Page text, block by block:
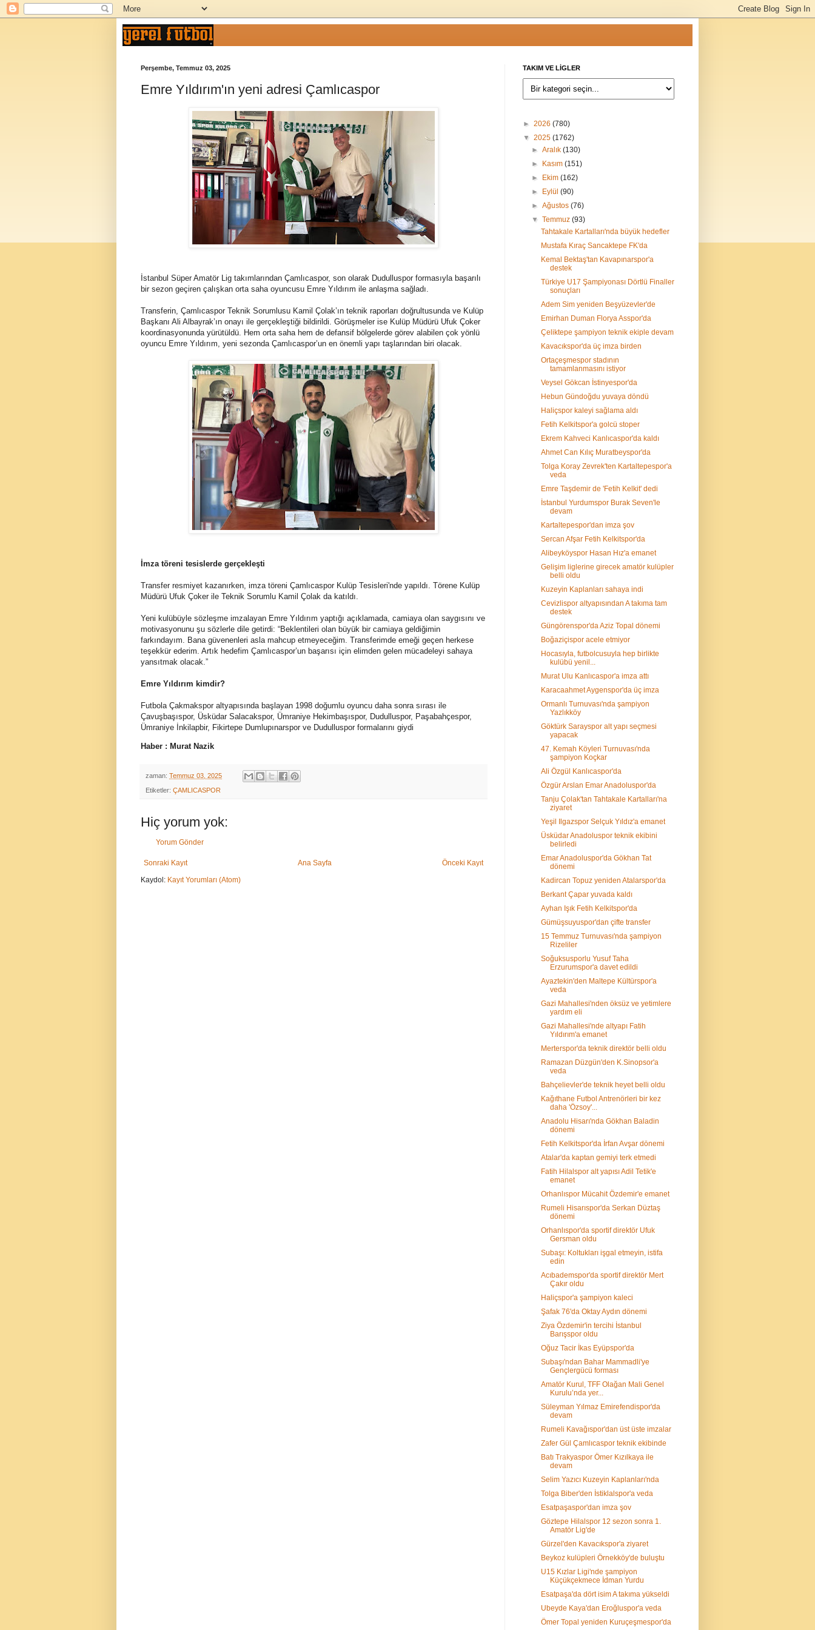
Perşembe, Temmuz 03, 2025
Emre Yıldırım'ın yeni adresi Çamlıcaspor
İstanbul Süper Amatör Lig takımlarından Çamlıcaspor, son olarak Dudulluspor formasıyla başarılı
bir sezon geçiren çalışkan orta saha oyuncusu Emre Yıldırım ile anlaşma sağladı.
Transferin, Çamlıcaspor Teknik Sorumlusu Kamil Çolak’ın teknik raporları doğrultusunda ve Kulüp
Başkanı Ali Albayrak’ın onayı ile gerçekleştiği bildirildi. Görüşmeler ise Kulüp Müdürü Ufuk Çoker
koordinasyonunda yürütüldü. Hem orta saha hem de defansif bölgelerde görev alabilen çok yönlü
oyuncu Emre Yıldırım, yeni sezonda Çamlıcaspor’un en önemli yapı taşlarından biri olacak.
İmza töreni tesislerde gerçekleşti
Transfer resmiyet kazanırken, imza töreni Çamlıcaspor Kulüp Tesisleri'nde yapıldı. Törene Kulüp
Müdürü Ufuk Çoker ile Teknik Sorumlu Kamil Çolak da katıldı.
Yeni kulübüyle sözleşme imzalayan Emre Yıldırım yaptığı açıklamada, camiaya olan saygısını ve
motivasyonunu şu sözlerle dile getirdi: “Beklentileri olan büyük bir camiaya geldiğimin
farkındayım. Bana güvenenleri asla mahcup etmeyeceğim. Transferimde emeği geçen herkese
teşekkür ederim. Artık hedefim Çamlıcaspor’un başarısı için elimden gelen mücadeleyi sahaya
yansıtmak olacak.”
Emre Yıldırım kimdir?
Futbola Çakmakspor altyapısında başlayan 1998 doğumlu oyuncu daha sonra sırası ile
Çavuşbaşıspor, Üsküdar Salacakspor, Ümraniye Hekimbaşıspor, Dudulluspor, Paşabahçespor,
Ümraniye İnkilapbir, Fikirtepe Dumlupınarspor ve Dudulluspor formalarını giydi
Haber : Murat Nazik
zaman: Temmuz 03, 2025
Etiketler: ÇAMLICASPOR
Hiç yorum yok:
Yorum Gönder
Sonraki Kayıt Önceki Kayıt
Ana Sayfa
Kaydol: Kayıt Yorumları (Atom)
TAKIM VE LİGLER
► 2026 (780)
▼ 2025 (1762)
►Aralık(130)
►
Kasım(151)
►
Ekim(162)
►
Eylül(90)
►Ağustos(76)
▼Temmuz(93)
Tahtakale Kartalları'nda büyük hedefler
Mustafa Kıraç Sancaktepe FK'da
Kemal Bektaş'tan Kavapınarspor'a
destek
Türkiye U17 Şampiyonası Dörtlü Finaller
sonuçları
Adem Sim yeniden Beşyüzevler'de
Emirhan Duman Florya Asspor'da
Çeliktepe şampiyon teknik ekiple devam
Kavacıkspor'da üç imza birden
Ortaçeşmespor stadının
tamamlanmasını istiyor
Veysel Gökcan İstinyespor'da
Hebun Gündoğdu yuvaya döndü
Haliçspor kaleyi sağlama aldı
Fetih Kelkitspor'a golcü stoper
Ekrem Kahveci Kanlıcaspor'da kaldı
Ahmet Can Kılıç Muratbeyspor'da
Tolga Koray Zevrek'ten Kartaltepespor'a
veda
Emre Taşdemir de 'Fetih Kelkit' dedi
İstanbul Yurdumspor Burak Seven'le
devam
Kartaltepespor'dan imza şov
Sercan Afşar Fetih Kelkitspor'da
Alibeyköyspor Hasan Hız'a emanet
Gelişim liglerine girecek amatör kulüpler
belli oldu
Kuzeyin Kaplanları sahaya indi
Cevizlispor altyapısından A takıma tam
destek
Güngörenspor'da Aziz Topal dönemi
Boğaziçispor acele etmiyor
Hocasıyla, futbolcusuyla hep birlikte
kulübü yenil...
Murat Ulu Kanlıcaspor'a imza attı
Karacaahmet Aygenspor'da üç imza
Ormanlı Turnuvası'nda şampiyon
Yazlıkköy
Göktürk Sarayspor alt yapı seçmesi
yapacak
47. Kemah Köyleri Turnuvası'nda
şampiyon Koçkar
Ali Özgül Kanlıcaspor'da
Özgür Arslan Emar Anadoluspor'da
Tanju Çolak'tan Tahtakale Kartalları'na
ziyaret
Yeşil Ilgazspor Selçuk Yıldız'a emanet
Üsküdar Anadoluspor teknik ekibini
belirledi
Emar Anadoluspor'da Gökhan Tat
dönemi
Kadircan Topuz yeniden Atalarspor'da
Berkant Çapar yuvada kaldı
Ayhan Işık Fetih Kelkitspor'da
Gümüşsuyuspor'dan çifte transfer
15 Temmuz Turnuvası'nda şampiyon
Rizeliler
Soğuksusporlu Yusuf Taha
Erzurumspor'a davet edildi
Ayaztekin'den Maltepe Kültürspor'a
veda
Gazi Mahallesi'nden öksüz ve yetimlere
yardım eli
Gazi Mahallesi'nde altyapı Fatih
Yıldırım'a emanet
Merterspor'da teknik direktör belli oldu
Ramazan Düzgün'den K.Sinopsor'a
veda
Bahçelievler'de teknik heyet belli oldu
Kağıthane Futbol Antrenörleri bir kez
daha 'Özsoy'...
Anadolu Hisarı'nda Gökhan Baladin
dönemi
Fetih Kelkitspor'da İrfan Avşar dönemi
Atalar'da kaptan gemiyi terk etmedi
Fatih Hilalspor alt yapısı Adil Tetik'e
emanet
Orhanlıspor Mücahit Özdemir'e emanet
Rumeli Hisarıspor'da Serkan Düztaş
dönemi
Orhanlıspor'da sportif direktör Ufuk
Gersman oldu
Subaşı: Koltukları işgal etmeyin, istifa
edin
Acıbademspor'da sportif direktör Mert
Çakır oldu
Haliçspor'a şampiyon kaleci
Şafak 76'da Oktay Aydın dönemi
Ziya Özdemir'in tercihi İstanbul
Barışspor oldu
Oğuz Tacir İkas Eyüpspor'da
Subaşı'ndan Bahar Mammadli'ye
Gençlergücü forması
Amatör Kurul, TFF Olağan Mali Genel
Kurulu’nda yer...
Süleyman Yılmaz Emirefendispor'da
devam
Rumeli Kavağıspor'dan üst üste imzalar
Zafer Gül Çamlıcaspor teknik ekibinde
Batı Trakyaspor Ömer Kızılkaya ile
devam
Selim Yazıcı Kuzeyin Kaplanları'nda
Tolga Biber'den İstiklalspor'a veda
Esatpaşaspor'dan imza şov
Göztepe Hilalspor 12 sezon sonra 1.
Amatör Lig'de
Gürzel'den Kavacıkspor'a ziyaret
Beykoz kulüpleri Örnekköy'de buluştu
U15 Kızlar Ligi'nde şampiyon
Küçükçekmece İdman Yurdu
Esatpaşa'da dört isim A takıma yükseldi
Ubeyde Kaya'dan Eroğluspor'a veda
Ömer Topal yeniden Kuruçeşmespor'da